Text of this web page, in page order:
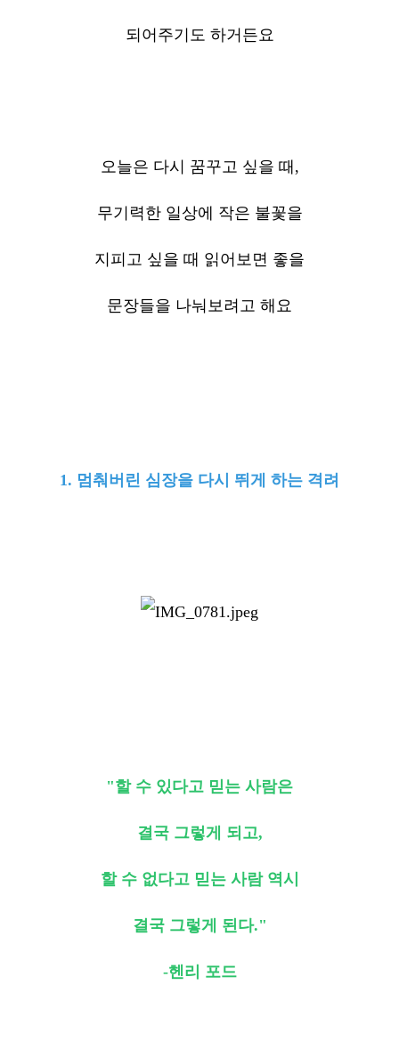
되어주기도 하거든요
오늘은 다시 꿈꾸고 싶을 때,
무기력한 일상에 작은 불꽃을
지피고 싶을 때 읽어보면 좋을
문장들을 나눠보려고 해요
1. 멈춰버린 심장을 다시 뛰게 하는 격려
"할 수 있다고 믿는 사람은
결국 그렇게 되고,
할 수 없다고 믿는 사람 역시
결국 그렇게 된다."
-헨리 포드